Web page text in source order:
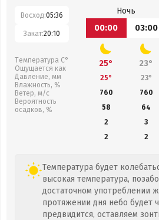
Восход:05:36
Закат:20:10
Температура С°
Ощущается как
Давление, мм
Влажность, %
Ветер, м/с
Вероятность
осадков, %
Ночь
00:00
03:00
25° 23°
25° 23°
760
760
58
64
2
3
2
2
Температура будет
высокая температура,
достаточном употреблении
протяжении дня небо будет
предвидится, оставляем